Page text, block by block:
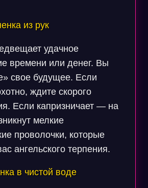
из рук
удачное
времени или денег. Вы
свое будущее. Если
ждите скорого
Если капризничает — на
мелкие
проволочки, которые
ангельского терпения.
в чистой воде